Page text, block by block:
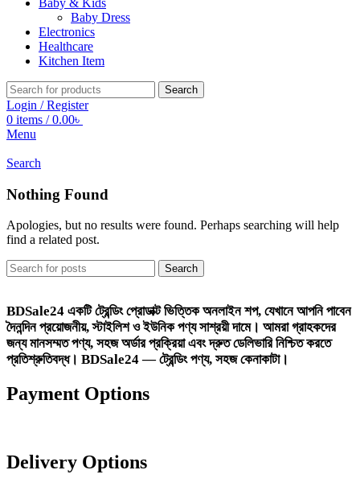
Baby & Kids
Baby Dress
Electronics
Healthcare
Kitchen Item
Search
Login / Register
0 items / 0.00৳
Menu
Search
Nothing Found
Apologies, but no results were found. Perhaps searching will help
find a related post.
Search
BDSale24 একটি ট্রেন্ডিং প্রোডাক্ট ভিত্তিক অনলাইন শপ, যেখানে আপনি পাবেন
দৈনন্দিন প্রয়োজনীয়, স্টাইলিশ ও ইউনিক পণ্য সাশ্রয়ী দামে। আমরা গ্রাহকদের
জন্য মানসম্মত পণ্য, সহজ অর্ডার প্রক্রিয়া এবং দ্রুত ডেলিভারি নিশ্চিত করতে
প্রতিশ্রুতিবদ্ধ। BDSale24 — ট্রেন্ডিং পণ্য, সহজ কেনাকাটা।
Payment Options
Delivery Options